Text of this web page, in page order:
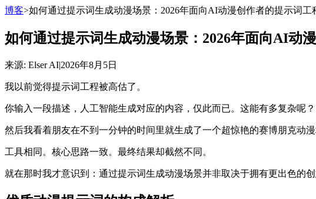
博客>如何通过提示词生成动漫场景：2026年面向AI动漫创作者的提示词工
如何通过提示词生成动漫场景：2026年面向AI动
来源: Elser AI|2026年8月5日
我以前觉得提示词工程被高估了。
你输入一段描述，人工智能生成对应的内容，仅此而已。这能有多复杂呢？
然后我看着朋友在不到一分钟的时间里就生成了一个超惊艳的赛博朋克动
工具相同。核心思路一致。最终结果却截然不同。
就在那时我才意识到：通过提示词生成动漫场景并非取决于拥有更出色的